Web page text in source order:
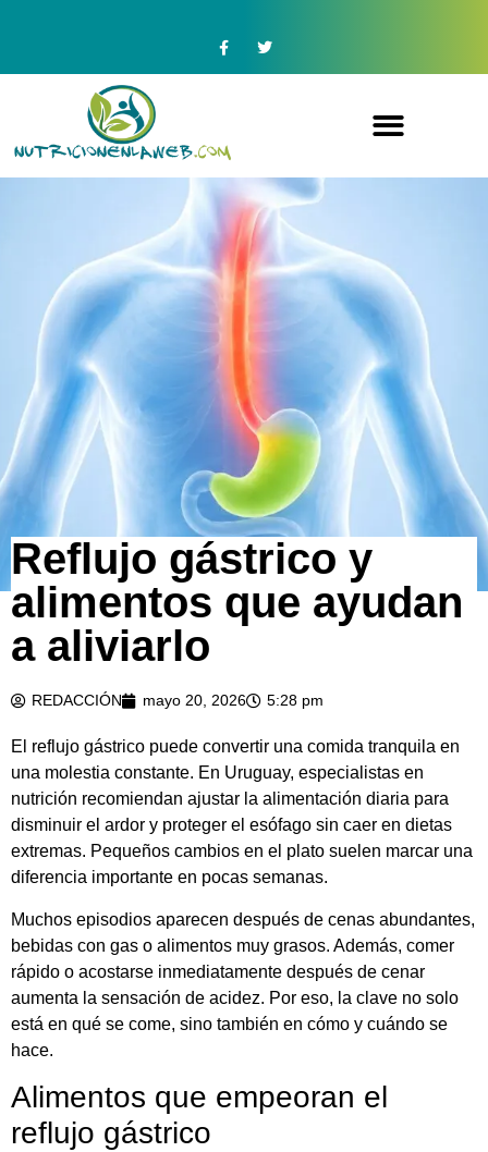
Reflujo gástrico y
alimentos que ayudan
a aliviarlo
REDACCIÓN mayo 20, 2026 5:28 pm
El reflujo gástrico puede convertir una comida tranquila en
una molestia constante. En Uruguay, especialistas en
nutrición recomiendan ajustar la alimentación diaria para
disminuir el ardor y proteger el esófago sin caer en dietas
extremas. Pequeños cambios en el plato suelen marcar una
diferencia importante en pocas semanas.
Muchos episodios aparecen después de cenas abundantes,
bebidas con gas o alimentos muy grasos. Además, comer
rápido o acostarse inmediatamente después de cenar
aumenta la sensación de acidez. Por eso, la clave no solo
está en qué se come, sino también en cómo y cuándo se
hace.
Alimentos que empeoran el
reflujo gástrico